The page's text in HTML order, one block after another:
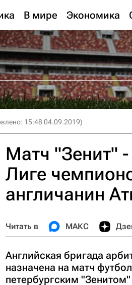
В мире Экономика
15:48 04.09.2019)
Матч "Зенит"
Лиге
англичанин
Читать в МАКС
Английская бригада
назначена на матч
петербургским